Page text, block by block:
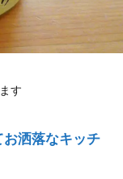
す
洒落なキッチ